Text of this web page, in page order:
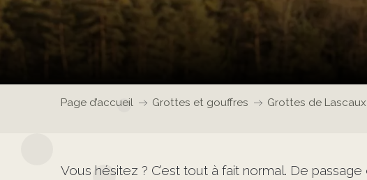
Page d’accueil Grottes et gouffres Grottes de Lascaux
Vous hésitez ? C’est tout à fait normal. De passage